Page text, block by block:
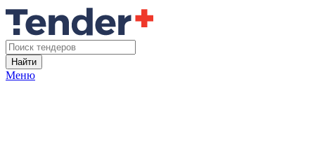
Найти
Меню